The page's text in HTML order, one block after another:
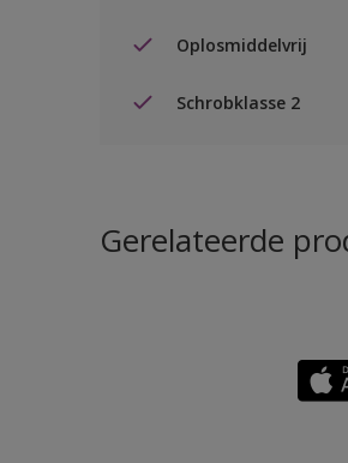
Oplosmiddelvrij
Schrobklasse 2
Gerelateerde